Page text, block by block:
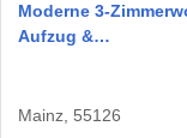
Moderne 3-
Aufzug &…
Mainz, 55126